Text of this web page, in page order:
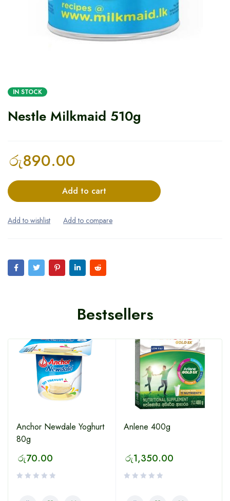
IN STOCK
Nestle Milkmaid 510g
රු890.00
Add to cart
Bestsellers
Anchor Newdale Yoghurt
80g
රු70.00
Anlene 400g
රු1,350.00